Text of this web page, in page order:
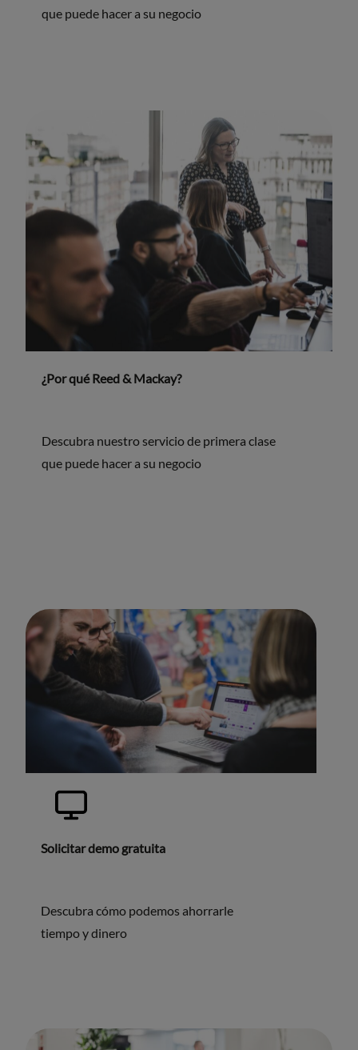
que puede hacer a su negocio
¿Por qué Reed & Mackay?
Descubra nuestro servicio de primera clase
que puede hacer a su negocio
Solicitar demo gratuita
Descubra cómo podemos ahorrarle
tiempo y dinero